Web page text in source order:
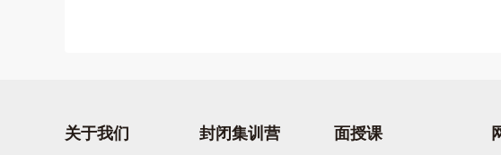
关于我们 封闭集训营 面授课